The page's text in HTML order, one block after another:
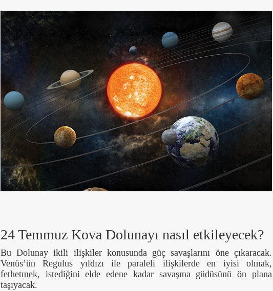
24 Temmuz Kova Dolunayı nasıl etkileyecek?
Bu Dolunay ikili ilişkiler konusunda güç savaşlarını öne çıkaracak.
Venüs’ün Regulus yıldızı ile paraleli ilişkilerde en iyisi olmak,
fethetmek, istediğini elde edene kadar savaşma güdüsünü ön plana
taşıyacak.